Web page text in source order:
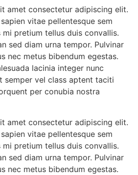
amet consectetur adipiscing elit.
vitae pellentesque sem
pretium tellus duis convallis.
sed diam urna tempor. Pulvinar
nec metus bibendum egestas.
lacinia integer nunc
semper vel class aptent taciti
per conubia nostra
amet consectetur adipiscing elit.
vitae pellentesque sem
pretium tellus duis convallis.
sed diam urna tempor. Pulvinar
nec metus bibendum egestas.